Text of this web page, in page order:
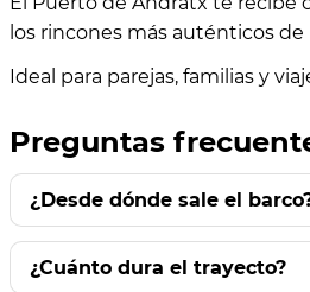
los rincones más auténticos de
Ideal para parejas, familias y
Preguntas
¿Desde dónde sale el
¿Cuánto dura el trayecto?